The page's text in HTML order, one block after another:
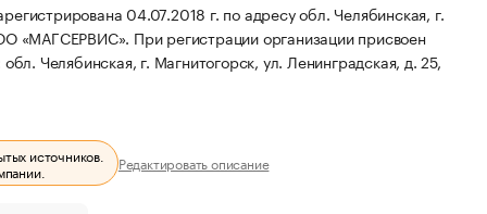
04.07.2018 г. по адресу обл. Челябинская, г.
«МАГСЕРВИС». При регистрации организации присвоен
Челябинская, г. Магнитогорск, ул. Ленинградская, д. 25,
источников. Редактировать описание